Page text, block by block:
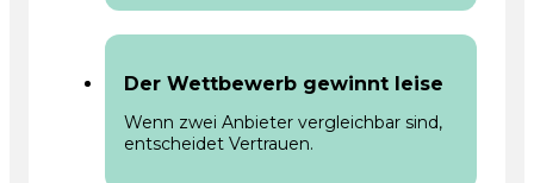
Der Wettbewerb gewinnt leise
Wenn zwei Anbieter vergleichbar sind,
entscheidet Vertrauen.